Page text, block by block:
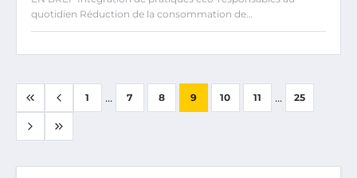
quotidien Réduction de la consommation de…
1 ... 7 8 9 10 11 ... 25